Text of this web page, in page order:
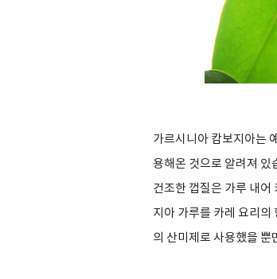
가르시니아 캄보지아는
용해온 것으로 알려져 있
건조한 껍질은 가루 내어
지아 가루를 카레 요리의
의 산미제로 사용했을 뿐